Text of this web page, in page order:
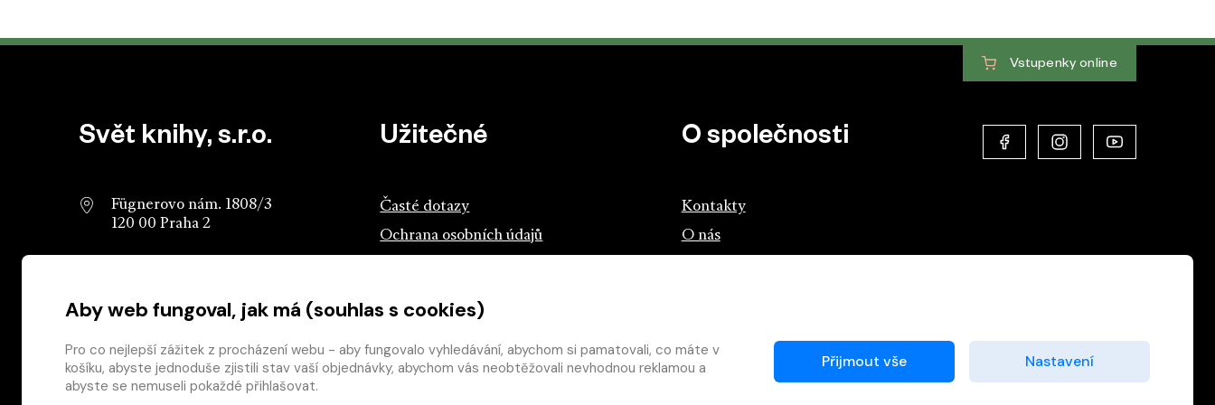
Patička webu
Vstupenky online
Svět knihy, s.r.o.
Fügnerovo nám. 1808/3
120 00 Praha 2
224 498 236
602 590 888
Užitečné
Časté dotazy
Ochrana osobních údajů
Rostík.cz
Rosteme s knihou
O společnosti
Kontakty
O nás
Aby web fungoval, jak má (souhlas s cookies)
Pro co nejlepší zážitek z procházení webu - aby fungovalo vyhledávání, abychom si pamatovali, co máte v
košíku, abyste jednoduše zjistili stav vaší objednávky, abychom vás neobtěžovali nevhodnou reklamou a
abyste se nemuseli pokaždé přihlašovat.
Přijmout vše Nastavení